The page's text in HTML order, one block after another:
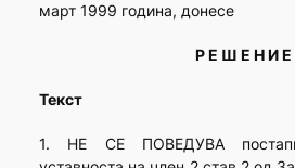
март 1999 година, донесе
Р Е Ш Е Н И Е
Текст
1. НЕ СЕ ПОВЕДУВА